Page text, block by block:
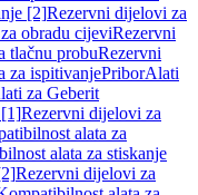
[2]Rezervni dijelovi za
obradu cijeviRezervni
tlačnu probuRezervni
za ispitivanjePriborAlati
za Geberit
[1]Rezervni dijelovi za
alata za
alata za stiskanje
Rezervni dijelovi za